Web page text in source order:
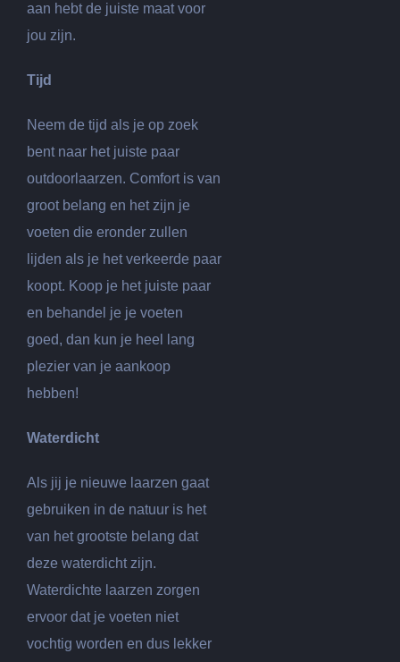
aan hebt de juiste maat voor
jou zijn.
Tijd
Neem de tijd als je op zoek
bent naar het juiste paar
outdoorlaarzen. Comfort is van
groot belang en het zijn je
voeten die eronder zullen
lijden als je het verkeerde paar
koopt. Koop je het juiste paar
en behandel je je voeten
goed, dan kun je heel lang
plezier van je aankoop
hebben!
Waterdicht
Als jij je nieuwe laarzen gaat
gebruiken in de natuur is het
van het grootste belang dat
deze waterdicht zijn.
Waterdichte laarzen zorgen
ervoor dat je voeten niet
vochtig worden en dus lekker